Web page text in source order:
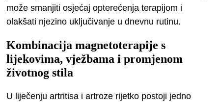
može smanjiti osjećaj opterećenja terapijom i
olakšati njezino uključivanje u dnevnu rutinu.
Kombinacija magnetoterapije s
lijekovima, vježbama i promjenom
životnog stila
U liječenju artritisa i artroze rijetko postoji jedno